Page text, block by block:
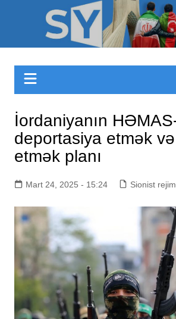
İordaniyanın
deportasiya etmək
etmək planı
Mart 24, 2025 - 15:24 Sionist rejim